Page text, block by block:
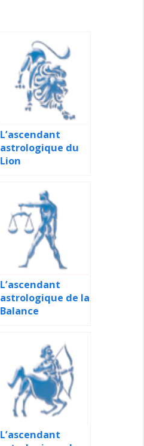
L’ascendant
astrologique du
Lion
L’ascendant
astrologique de la
Balance
L’ascendant